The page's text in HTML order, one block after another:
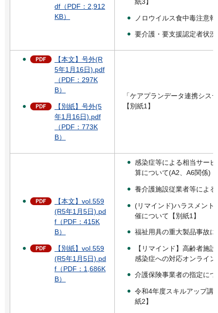
df（PDF：2,912
KB）
紙3】
ノロウイルス食中毒注意
要介護・要支援認定者状
【本文】号外(R
5年1月16日).pdf
（PDF：297K
B）
【別紙】号外(5
年1月16日).pdf
（PDF：773K
B）
「ケアプランデータ連携シス
【別紙1】
【本文】vol.559
(R5年1月5日).pd
f（PDF：415K
B）
【別紙】vol.559
(R5年1月5日).pd
f（PDF：1,686K
B）
感染症等による相当サー
算について(A2、A6関係)
養介護施設従業者等によ
(リマインド)ハラスメント
催について【別紙1】
福祉用具の重大製品事故
【リマインド】高齢者施
感染症への対応オンライ
介護保険事業者の指定につ
令和4年度スキルアップ講
紙2】